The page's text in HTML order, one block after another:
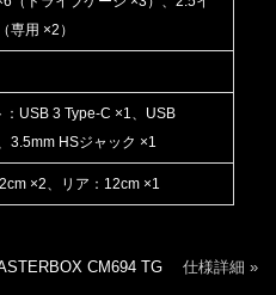
専用 ×2）
：USB 3 Type-C ×1、USB
3.5mm HSジャック ×1
×2、リア：12cm ×1
CM694 TG 仕様詳細 »